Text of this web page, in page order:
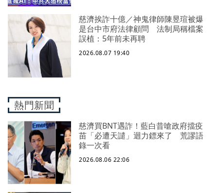
慈濟挨詐十億／神鬼律師陳昱瑄被爆
是台中市府法律顧問 法制局稱檔案
誤植：5年前未再聘
2026.08.07 19:40
熱門新聞
慈濟買BNT遇詐！藍白昔嗆政府擋疫
苗「必遭天譴」迴力鏢來了 荒謬語
錄一次看
2026.08.06 22:06